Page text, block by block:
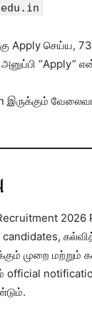
Apply செய்ய,
“Apply”
இருக்கும்
2026
முறை மற்றும்